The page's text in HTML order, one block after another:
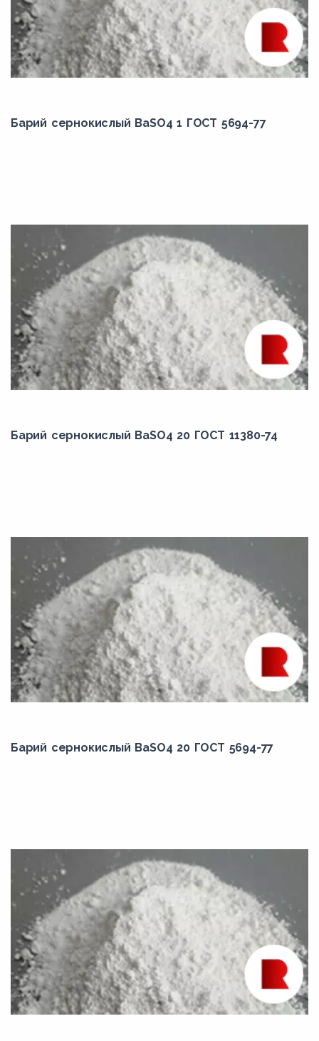
Барий сернокислый BaSO4 1 ГОСТ 5694-77
Барий сернокислый BaSO4 20 ГОСТ 11380-74
Барий сернокислый BaSO4 20 ГОСТ 5694-77